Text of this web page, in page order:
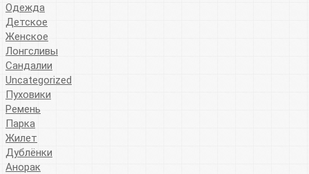
Одежда
Детское
Женское
Лонгсливы
Сандалии
Uncategorized
Пуховики
Ремень
Парка
Жилет
Дублёнки
Анорак